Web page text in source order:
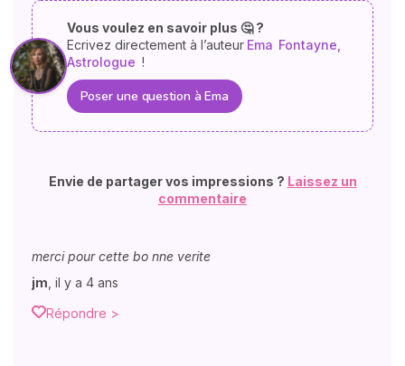
Vous voulez en savoir plus 🤔 ?
Ecrivez directement à l’auteur Ema Fontayne,
Astrologue !
Poser une question à Ema
Envie de partager vos impressions ? Laissez un
commentaire
merci pour cette bo nne verite
jm il y a 4 ans
Répondre >